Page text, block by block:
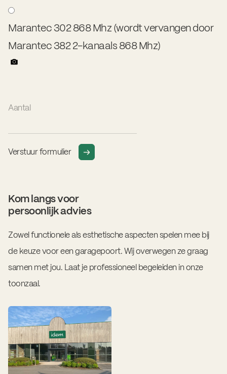
Marantec 302 868 Mhz (wordt vervangen door
Marantec 382 2-kanaals 868 Mhz)
Aantal
Verstuur formulier
Kom langs voor
persoonlijk advies
Zowel functionele als esthetische aspecten spelen mee bij
de keuze voor een garagepoort. Wij overwegen ze graag
samen met jou. Laat je professioneel begeleiden in onze
toonzaal.